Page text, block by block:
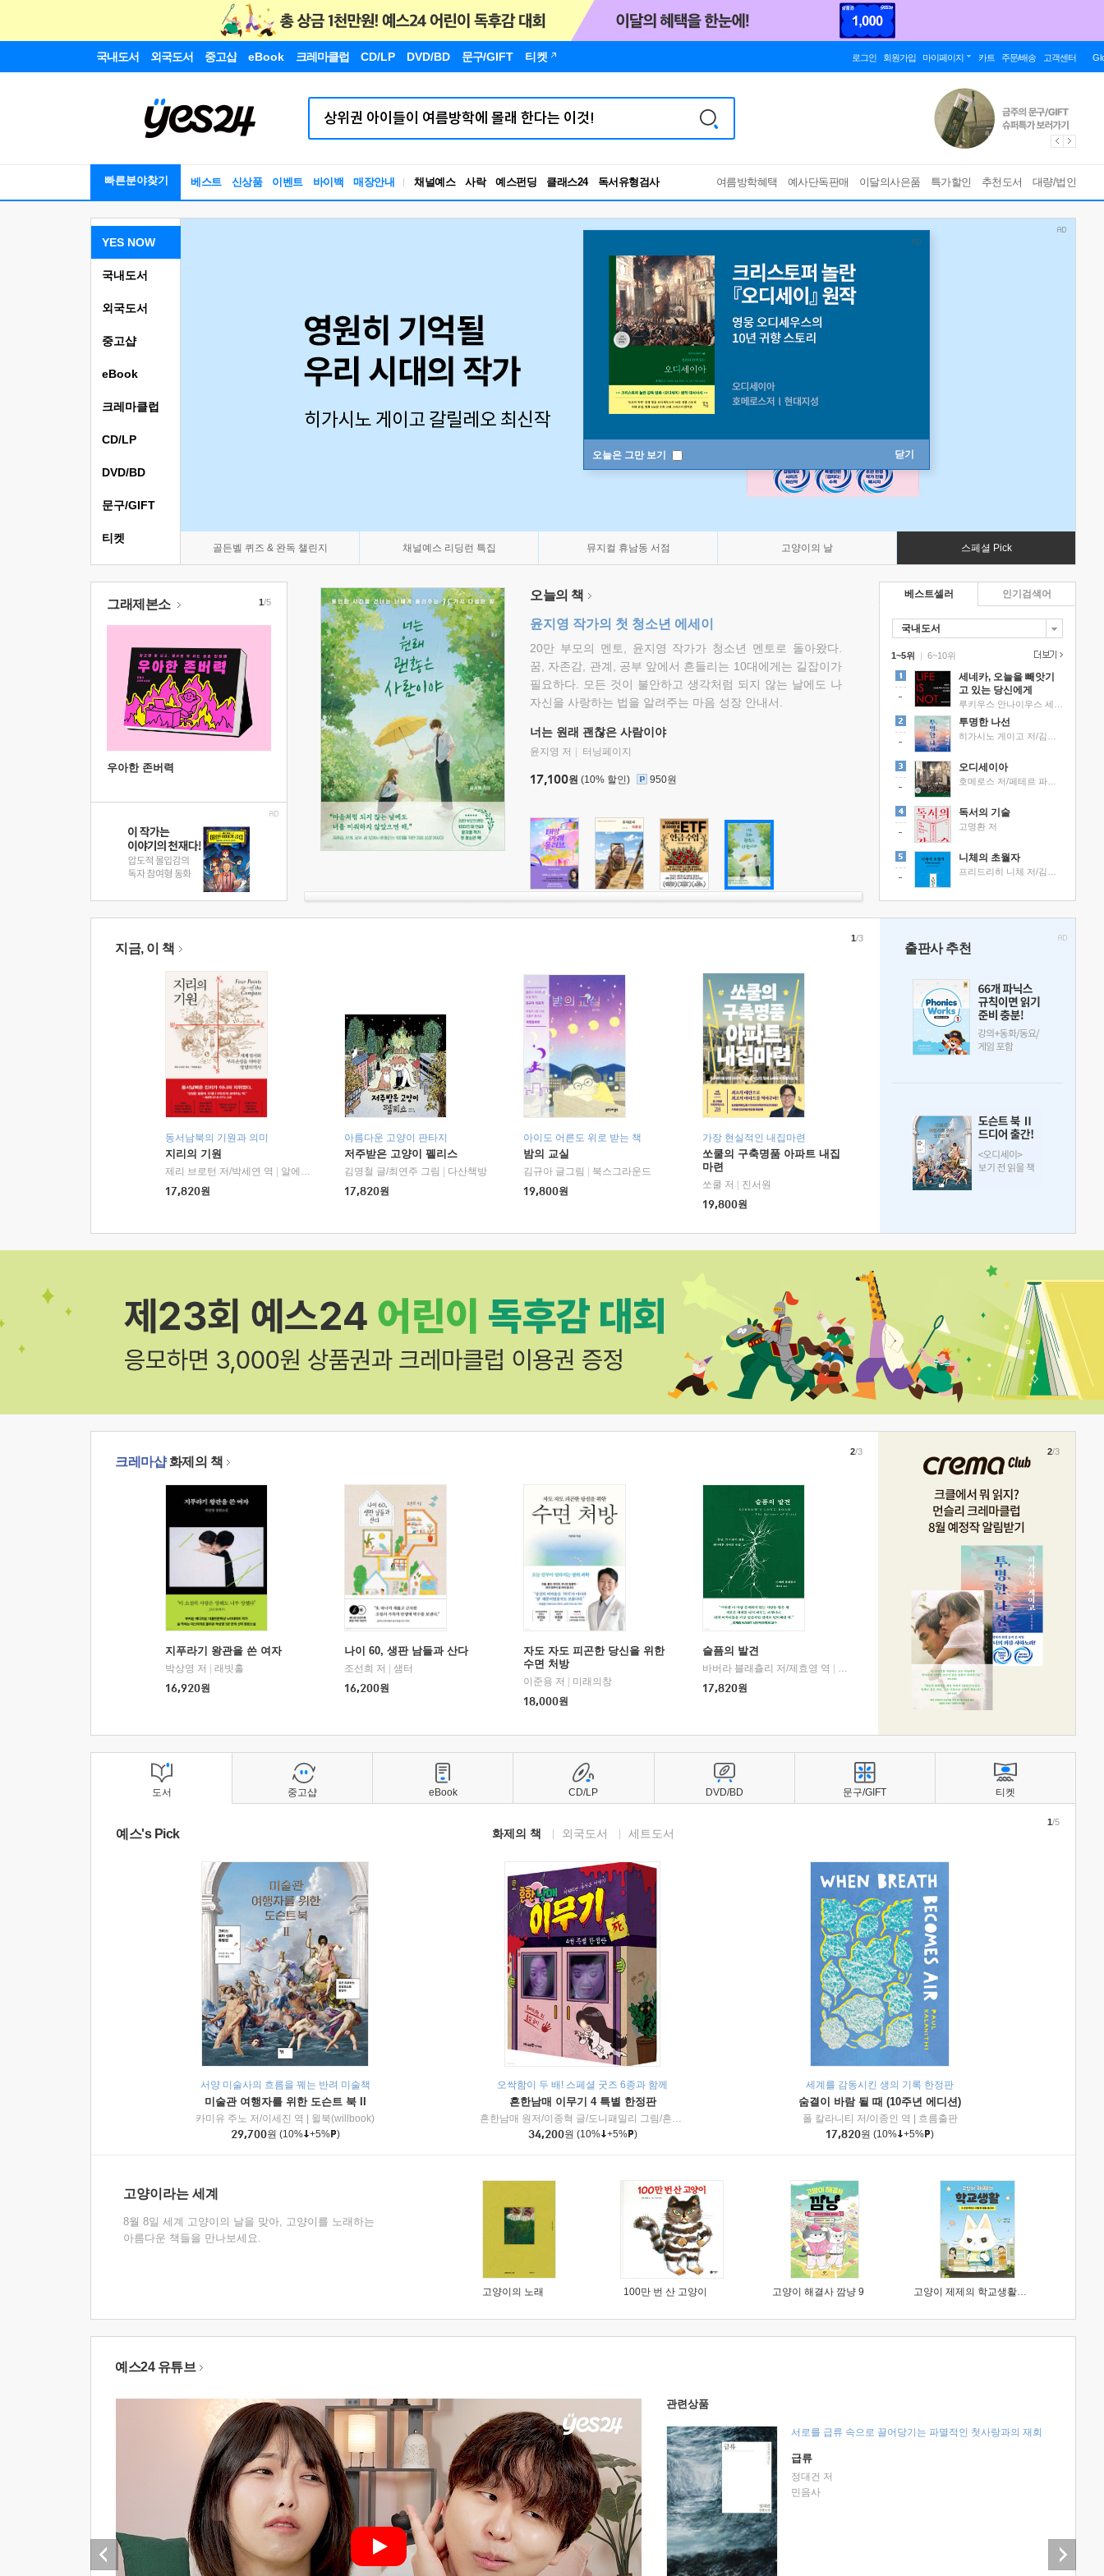
국내도서 외국도서 중고샵 eBook 크레마클럽 CD/LP DVD/BD 문구/GIFT 티켓 로그인 회원가입 마이페이지 카트 주문/배송 고객센터
빠른분야찾기 베스트 신상품 이벤트 바이백 매장안내 채널예스 사락 예스펀딩 클래스24
독서유형검사
RBTI Lab
독서유형검사
여름방학혜택 예사단독판매 이달의사은품 특가할인 추천도서 대량/법인
오늘은 그만 보기 닫기
YES NOW
골든벨 퀴즈 & 완독 챌린지 채널예스 리딩런 특집 뮤지컬 휴남동 서점 고양이의 날 스페셜 Pick
국내도서
외국도서
중고샵
eBook
크레마클럽
CD/LP
DVD/BD
문구/GIFT
티켓
그래제본소
우아한 존버력
1/5 오늘의 책
윤지영 작가의 첫 청소년 에세이
20만 부모의 멘토, 윤지영 작가가 청소년 멘토로 돌아왔다.
꿈, 자존감, 관계, 공부 앞에서 흔들리는 10대에게는 길잡이가
필요하다. 모든 것이 불안하고 생각처럼 되지 않는 날에도 나
자신을 사랑하는 법을 알려주는 마음 성장 안내서.
너는 원래 괜찮은 사람이야
윤지영 저 터닝페이지
17,100원 (10% 할인) 950원
베스트셀러
국내도서
1~5위 |
세네카, 오늘을 빼앗기
고 있는 당신에게
투명한 나선
오디세이아
독서의 기술
고명환 저
니체의 초월자
6~10위
인기검색어
지금, 이 책
동서남북의 기원과 의미
지리의 기원
제리 브로턴 저/박세연 역
알에이치코리아(RHK)
17,820원
아름다운 고양이 판타지
저주받은 고양이 펠리스
김명철 글/최연주 그림
다산책방
17,820원
아이도 어른도 위로 받는 책
밤의 교실
김규아 글그림
북스그라운드
19,800원
가장 현실적인 내집마련
쏘쿨의 구축명품 아파트 내집
마련
쏘쿨 저
진서원
19,800원
1/3
출판사 추천
크레마샵화제의 책
지푸라기 왕관을 쓴 여자
박상영 저
래빗홀
16,920원
나이 60, 생판 남들과 산다
조선희 저
샘터
16,200원
자도 자도 피곤한 당신을 위한
수면 처방
이준용 저
미래의창
18,000원
슬픔의 발견
바버라 블래츨리 저/제효영 역
디플롯
17,820원
2/3 2/3
도서
예스's Pick 화제의 책 외국도서 세트도서
서양 미술사의 흐름을 꿰는 반려 미술책
미술관 여행자를 위한 도슨트 북 II
카미유 주노 저/이세진 역
윌북(willbook)
29,700원 (10% +5% )
오싹함이 두 배! 스페셜 굿즈 6종과 함께
흔한남매 이무기 4 특별 한정판
흔한남매 원저/이종혁 글/도니패밀리 그림/흔한컴퍼니 감수
미래엔아이세움
34,200원 (10% +5% )
세계를 감동시킨 생의 기록 한정판
숨결이 바람 될 때 (10주년 에디션)
폴 칼라니티 저/이종인 역
흐름출판
17,820원 (10% +5% )
1/5
고양이라는 세계
8월 8일 세계 고양이의 날을 맞아, 고양이를 노래하는
아름다운 책들을 만나보세요.
고양이의 노래 100만 번 산 고양이 고양이 해결사 깜냥 9 고양이 제제의 학교생활 1 : 초등학생이 이렇게 힘들 줄이야
중고샵 eBook CD/LP DVD/BD 문구/GIFT 티켓
예스24 유튜브
관련상품
서로를 급류 속으로 끌어당기는 파멸적인 첫사랑과의 재회
급류
정대건 저
민음사